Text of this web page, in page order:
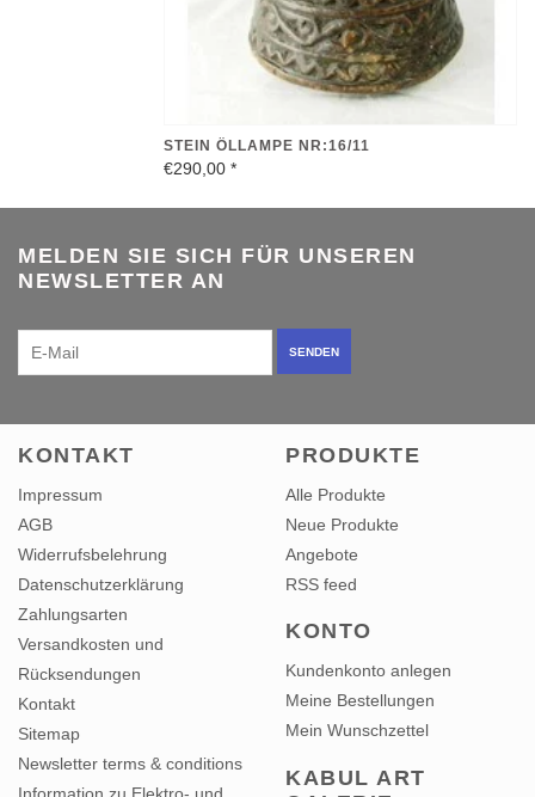
STEIN ÖLLAMPE NR:16/11
€290,00 *
MELDEN SIE SICH FÜR UNSEREN
NEWSLETTER AN
SENDEN
KONTAKT
Impressum
AGB
Widerrufsbelehrung
Datenschutzerklärung
Zahlungsarten
Versandkosten und
Rücksendungen
Kontakt
Sitemap
Newsletter terms & conditions
PRODUKTE
Alle Produkte
Neue Produkte
Angebote
RSS feed
KONTO
Kundenkonto anlegen
Meine Bestellungen
Mein Wunschzettel
KABUL ART